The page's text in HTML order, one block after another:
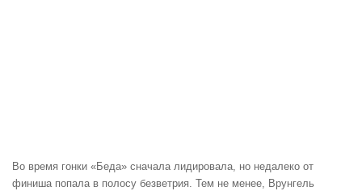
Во время гонки «Беда» сначала лидировала, но недалеко от
финиша попала в полосу безветрия. Тем не менее, Врунгель